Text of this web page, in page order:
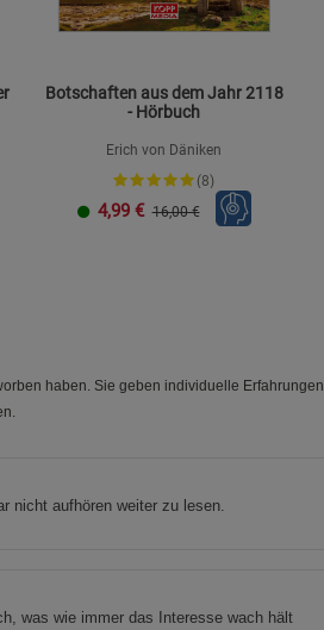
Botschaften aus dem Jahr 2118
- Hörbuch
Erich von Däniken
(8)
4,99 € 16,00 €
haben. Sie geben individuelle Erfahrungen
nicht aufhören weiter zu lesen.
was wie immer das Interesse wach hält